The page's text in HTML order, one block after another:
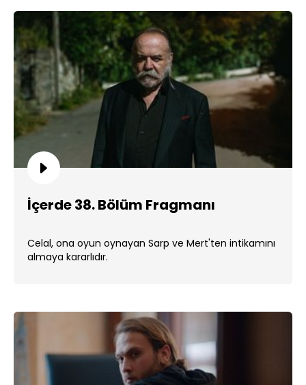
İçerde 38. Bölüm Fragmanı
Celal, ona oyun oynayan Sarp ve Mert'ten intikamını
almaya kararlıdır.